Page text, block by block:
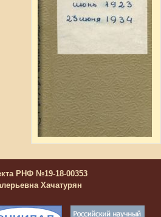
РНФ №19-18-00353
Хачатурян